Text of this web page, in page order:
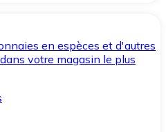
en espèces et d'autres
votre magasin le plus